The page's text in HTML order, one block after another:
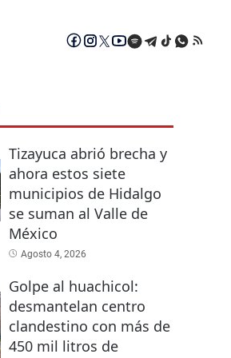
Tizayuca abrió brecha y
ahora estos siete
municipios de Hidalgo
se suman al Valle de
México
Agosto 4, 2026
Golpe al huachicol:
desmantelan centro
clandestino con más de
450 mil litros de